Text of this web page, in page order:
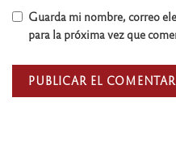
Guarda mi nombre, correo
para la próxima vez que